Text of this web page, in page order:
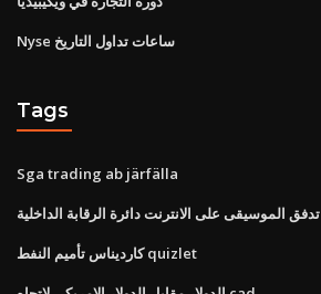
Nyse ساعات تداول التاريخ
Tags
Sga trading ab järfälla
تدفق الموسيقى على الانترنت دائرة الرقابة الداخلية
كارديناس تأميم النفط quizlet